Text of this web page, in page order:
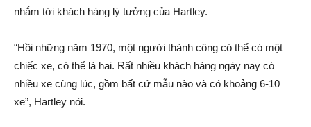
nhắm tới khách hàng lý tưởng của Hartley.
“Hồi những năm 1970, một người thành công có thể có một
chiếc xe, có thể là hai. Rất nhiều khách hàng ngày nay có
nhiều xe cùng lúc, gồm bất cứ mẫu nào và có khoảng 6-10
xe”, Hartley nói.